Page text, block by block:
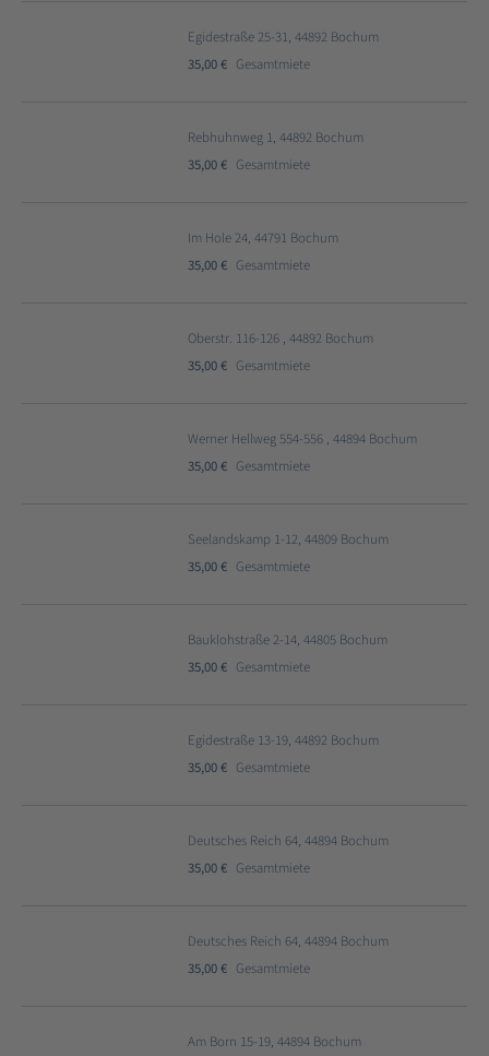
Egidestraße 25-31, 44892 Bochum
35,00 € Gesamtmiete
Rebhuhnweg 1, 44892 Bochum
35,00 € Gesamtmiete
Im Hole 24, 44791 Bochum
35,00 € Gesamtmiete
Oberstr. 116-126 , 44892 Bochum
35,00 € Gesamtmiete
Werner Hellweg 554-556 , 44894 Bochum
35,00 € Gesamtmiete
Seelandskamp 1-12, 44809 Bochum
35,00 € Gesamtmiete
Bauklohstraße 2-14, 44805 Bochum
35,00 € Gesamtmiete
Egidestraße 13-19, 44892 Bochum
35,00 € Gesamtmiete
Deutsches Reich 64, 44894 Bochum
35,00 € Gesamtmiete
Deutsches Reich 64, 44894 Bochum
35,00 € Gesamtmiete
Am Born 15-19, 44894 Bochum